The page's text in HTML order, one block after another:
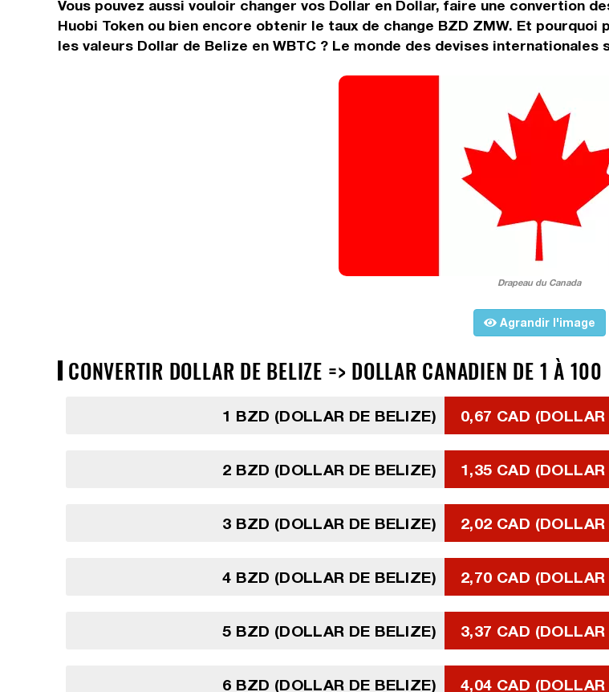
Vous pouvez aussi vouloir changer vos Dollar en Dollar, faire une convertion
Huobi Token ou bien encore obtenir le taux de change BZD ZMW. Et
les valeurs Dollar de Belize en WBTC ? Le monde des devises internationales
Drapeau du Canada
Agrandir l'image
CONVERTIR DOLLAR DE BELIZE => DOLLAR CANADIEN DE 1 À
1 BZD (DOLLAR DE BELIZE) 0,67 CAD (DOLLAR
2 BZD (DOLLAR DE BELIZE) 1,35 CAD (DOLLAR
3 BZD (DOLLAR DE BELIZE) 2,02 CAD (DOLLAR
4 BZD (DOLLAR DE BELIZE) 2,70 CAD (DOLLAR
5 BZD (DOLLAR DE BELIZE) 3,37 CAD (DOLLAR
6 BZD (DOLLAR DE BELIZE) 4,04 CAD (DOLLAR